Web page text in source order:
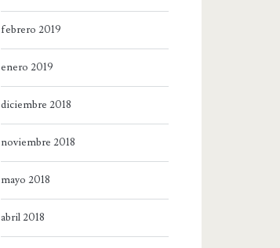
febrero 2019
enero 2019
diciembre 2018
noviembre 2018
mayo 2018
abril 2018